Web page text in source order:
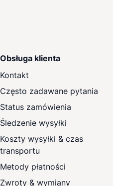
Obsługa klienta
Kontakt
Często zadawane pytania
Status zamówienia
Śledzenie wysyłki
Koszty wysyłki & czas
transportu
Metody płatności
Zwroty & wymiany